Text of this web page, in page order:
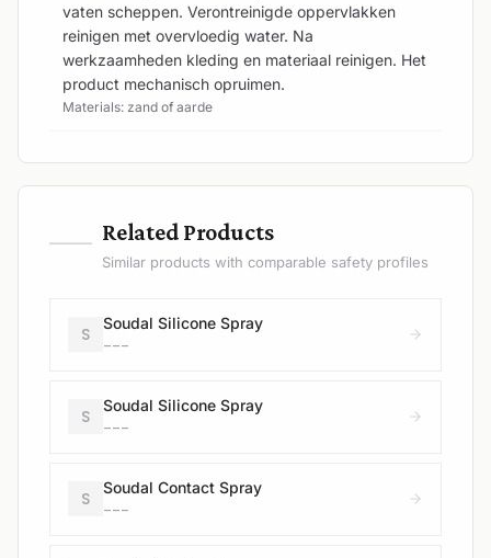
vaten scheppen. Verontreinigde oppervlakken
reinigen met overvloedig water. Na
werkzaamheden kleding en materiaal reinigen. Het
product mechanisch opruimen.
Materials: zand of aarde
— Related Products
Similar products with comparable safety profiles
S
Soudal Silicone Spray
---
S
Soudal Silicone Spray
---
S
Soudal Contact Spray
---